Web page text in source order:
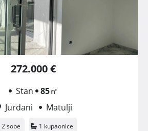
272.000 €
Stan 85㎡
Jurdani
Matulji
2 sobe 1 kupaonice